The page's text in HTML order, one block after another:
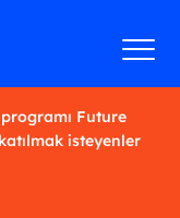
Future
isteyenler